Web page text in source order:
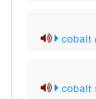
cobalt
cobalt